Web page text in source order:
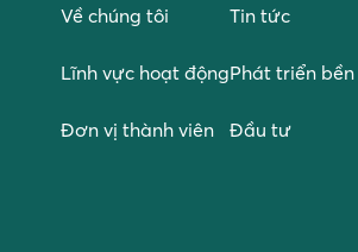
Về chúng tôi
Lĩnh vực hoạt động
Đơn vị thành viên
Tin tức
Phát triển
Đầu tư